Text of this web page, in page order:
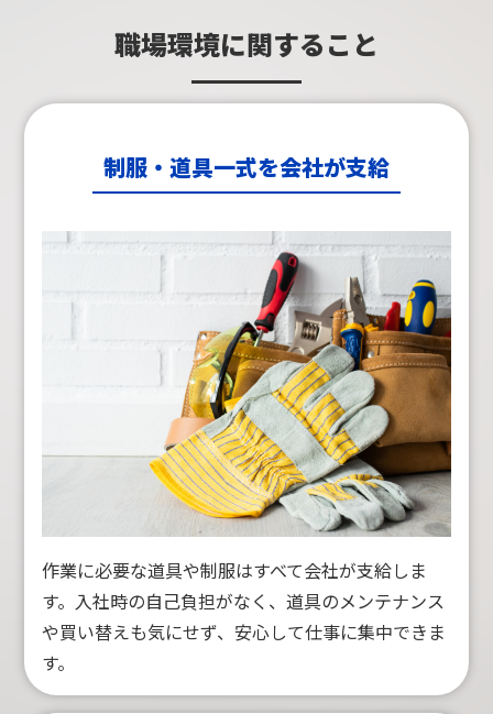
職場環境に関すること
制服・道具一式を会社が支給
作業に必要な道具や制服はすべて会社が支給しま
す。入社時の自己負担がなく、道具のメンテナンス
や買い替えも気にせず、安心して仕事に集中できま
す。